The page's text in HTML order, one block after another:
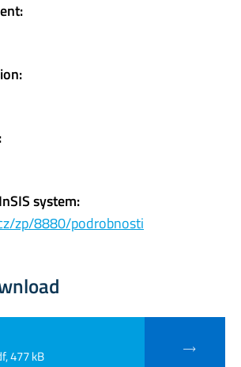
system:
zp/8880/podrobnosti
477 kB